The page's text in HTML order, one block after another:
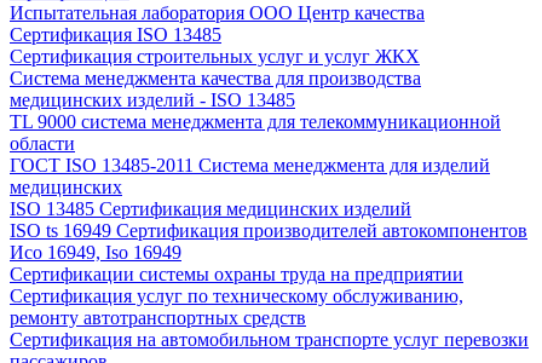
Испытательная лаборатория ООО Центр качества
Сертификация ISO 13485
Сертификация строительных услуг и услуг ЖКХ
Система менеджмента качества для производства
медицинских изделий - ISO 13485
TL 9000 система менеджмента для телекоммуникационной
области
ГОСТ ISO 13485-2011 Система менеджмента для изделий
медицинских
ISO 13485 Сертификация медицинских изделий
ISO ts 16949 Сертификация производителей автокомпонентов
Исо 16949, Iso 16949
Сертификации системы охраны труда на предприятии
Сертификация услуг по техническому обслуживанию,
ремонту автотранспортных средств
Сертификация на автомобильном транспорте услуг перевозки